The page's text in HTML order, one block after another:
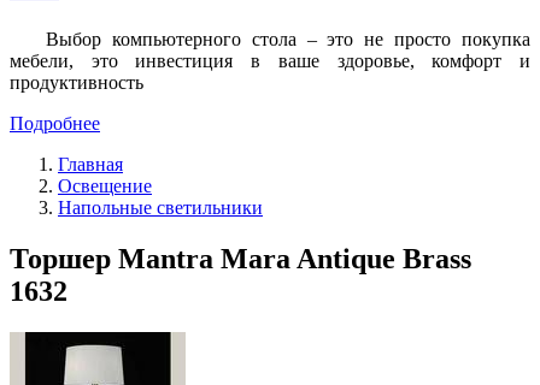
Выбор компьютерного стола – это не просто покупка
мебели, это инвестиция в ваше здоровье, комфорт и
продуктивность
Подробнее
Главная
Освещение
Напольные светильники
Торшер Mantra Mara Antique Brass
1632